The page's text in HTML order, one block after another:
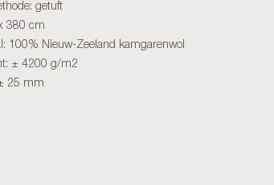
getuft
380 cm
100% Nieuw-Zeeland kamgarenwol
± 4200 g/m2
25 mm